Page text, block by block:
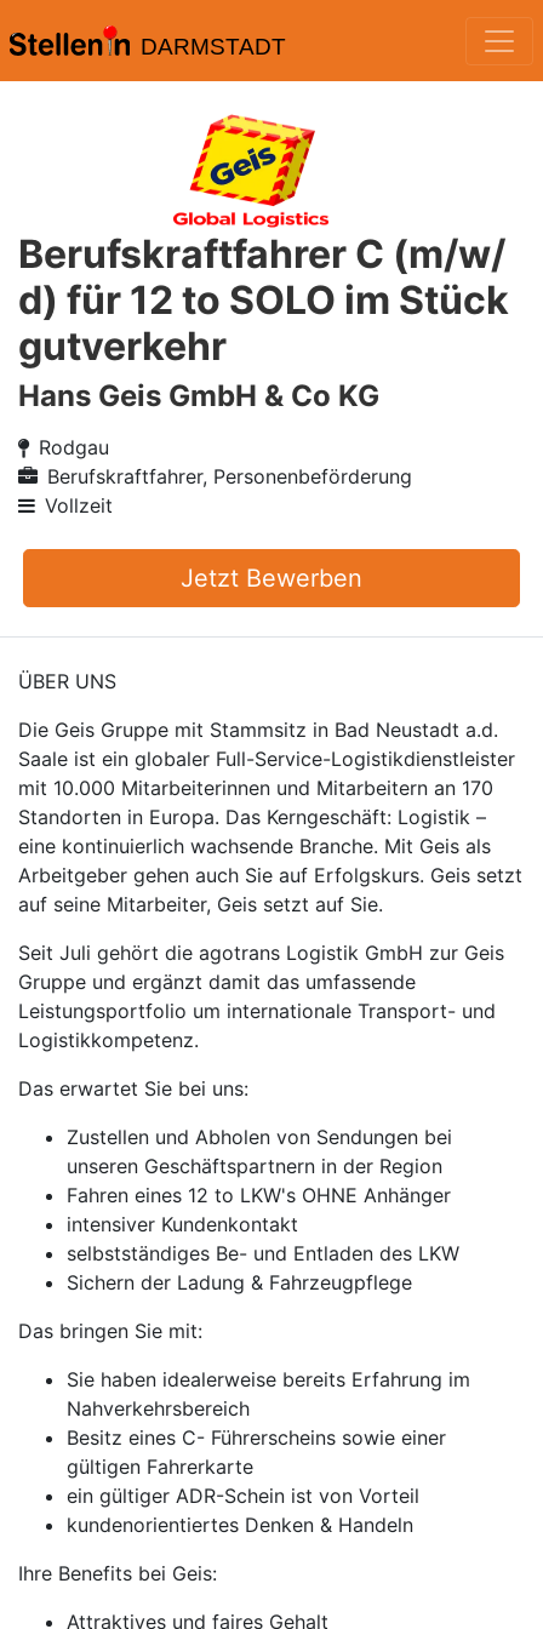
DARMSTADT
Berufskraftfahrer C (m/w/
d) für 12 to SOLO im Stück
gutverkehr
Hans Geis GmbH & Co KG
Rodgau
Berufskraftfahrer, Personenbeförderung
Vollzeit
Jetzt Bewerben
ÜBER UNS
Die Geis Gruppe mit Stammsitz in Bad Neustadt a.d.
Saale ist ein globaler Full-Service-Logistikdienstleister
mit 10.000 Mitarbeiterinnen und Mitarbeitern an 170
Standorten in Europa. Das Kerngeschäft: Logistik –
eine kontinuierlich wachsende Branche. Mit Geis als
Arbeitgeber gehen auch Sie auf Erfolgskurs. Geis setzt
auf seine Mitarbeiter, Geis setzt auf Sie.
Seit Juli gehört die agotrans Logistik GmbH zur Geis
Gruppe und ergänzt damit das umfassende
Leistungsportfolio um internationale Transport- und
Logistikkompetenz.
Das erwartet Sie bei uns:
Zustellen und Abholen von Sendungen bei
unseren Geschäftspartnern in der Region
Fahren eines 12 to LKW's OHNE Anhänger
intensiver Kundenkontakt
selbstständiges Be- und Entladen des LKW
Sichern der Ladung & Fahrzeugpflege
Das bringen Sie mit:
Sie haben idealerweise bereits Erfahrung im
Nahverkehrsbereich
Besitz eines C- Führerscheins sowie einer
gültigen Fahrerkarte
ein gültiger ADR-Schein ist von Vorteil
kundenorientiertes Denken & Handeln
Ihre Benefits bei Geis:
Attraktives und faires Gehalt